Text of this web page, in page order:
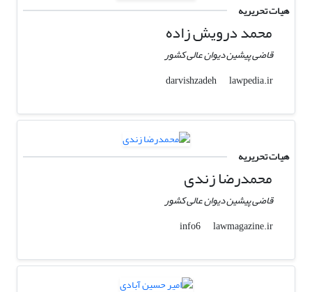
هیات تحریریه
محمد درویش زاده
قاضی پیشین دیوان عالی کشور
darvishzadeh
lawpedia.ir
هیات تحریریه
محمدرضا زندی
قاضی پیشین دیوان عالی کشور
info6
lawmagazine.ir